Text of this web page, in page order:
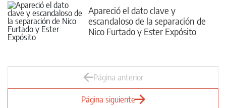
Apareció el dato clave y
escandaloso de la separación de
Nico Furtado y Ester Expósito
Página anterior
Página siguiente